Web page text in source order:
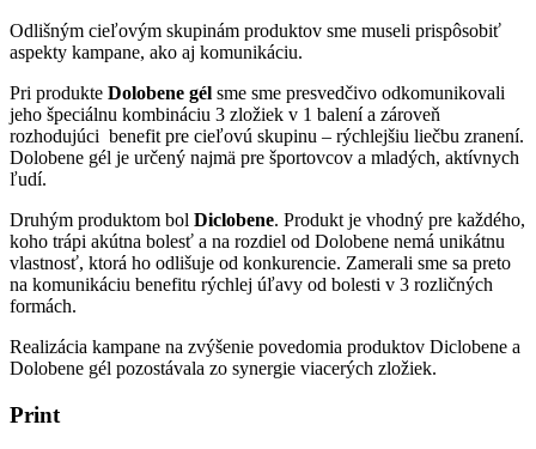
Odlišným cieľovým skupinám produktov sme museli prispôsobiť
aspekty kampane, ako aj komunikáciu.
Pri produkte Dolobene gél sme sme presvedčivo odkomunikovali
jeho špeciálnu kombináciu 3 zložiek v 1 balení a zároveň
rozhodujúci benefit pre cieľovú skupinu – rýchlejšiu liečbu zranení.
Dolobene gél je určený najmä pre športovcov a mladých, aktívnych
ľudí.
Druhým produktom bol Diclobene. Produkt je vhodný pre každého,
koho trápi akútna bolesť a na rozdiel od Dolobene nemá unikátnu
vlastnosť, ktorá ho odlišuje od konkurencie. Zamerali sme sa preto
na komunikáciu benefitu rýchlej úľavy od bolesti v 3 rozličných
formách.
Realizácia kampane na zvýšenie povedomia produktov Diclobene a
Dolobene gél pozostávala zo synergie viacerých zložiek.
Print